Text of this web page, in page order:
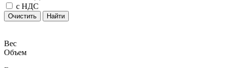
с НДС
Очистить Найти
Вес
Объем